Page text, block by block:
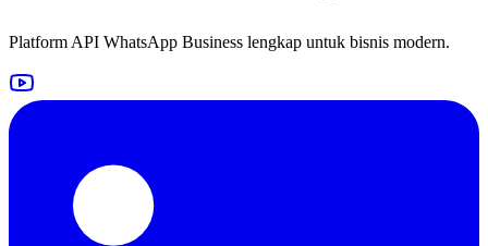
Platform API WhatsApp Business lengkap untuk bisnis modern.